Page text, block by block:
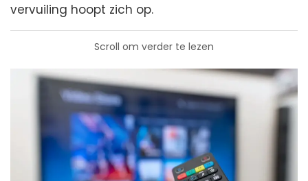
vervuiling hoopt zich op.
Scroll om verder te lezen